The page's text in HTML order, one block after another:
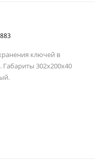
ключей в
Габариты 302х200х40